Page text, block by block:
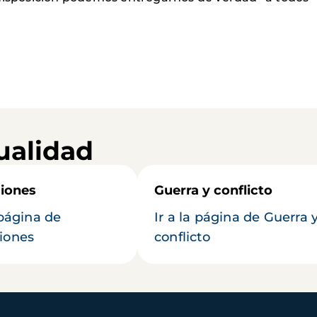
de
Guerra y conflicto
Ir a la página de Guerra
conflicto